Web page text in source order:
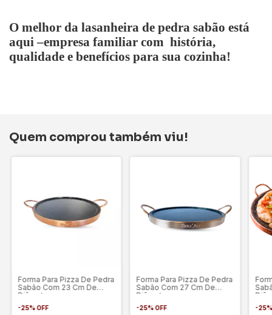
O melhor da lasanheira de pedra sabão está
aqui –empresa familiar com história,
qualidade e benefícios para sua cozinha!
Quem comprou também viu!
Forma Para Pizza De Pedra
Sabão Com 23 Cm De
Diâmetro.
-25%OFF
Forma Para Pizza De Pedra
Sabão Com 27 Cm De
Diâmetro
-25%OFF -25